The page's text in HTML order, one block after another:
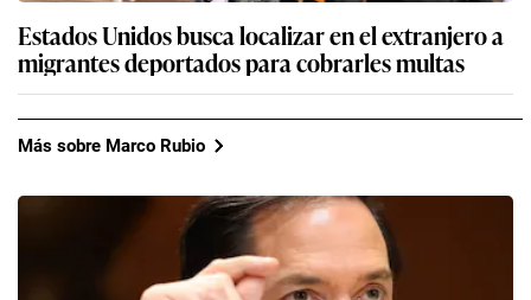
Estados Unidos busca localizar en el extranjero a
migrantes deportados para cobrarles multas
Más sobre Marco Rubio